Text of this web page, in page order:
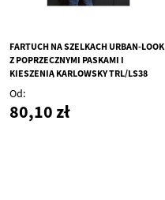
FARTUCH NA SZELKACH URBAN-LOOK
Z POPRZECZNYMI PASKAMI I
KIESZENIĄ KARLOWSKY TRL/LS38
Od
80,10 zł